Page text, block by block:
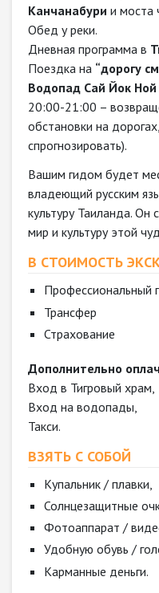
Канчанабури и моста
Обед у реки.
Дневная программа в
Поездка на “дорогу
Водопад Сай Йок Ной
20:00-21:00 –
обстановки на
спрогнозировать).
Вашим гидом будет
владеющий русским
культуру Таиланда.
мир и культуру этой
В СТОИМОСТЬ
Профессиональный
Трансфер
Страхование
Дополнительно
Вход в Тигровый храм,
Вход на водопады,
Такси.
ВЗЯТЬ С СОБОЙ
Купальник / плавки,
Солнцезащитные
Фотоаппарат /
Удобную обувь /
Карманные деньги.